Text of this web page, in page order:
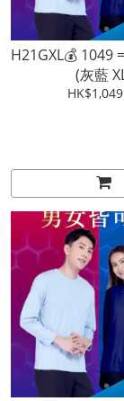
H21GXL💰 1049 =長袖智能衣
(灰藍